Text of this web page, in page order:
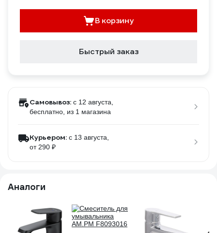
В корзину
Быстрый заказ
Самовывоз: c 12 августа,
бесплатно , из 1 магазина
Курьером: c 13 августа,
от 290 ₽
Аналоги